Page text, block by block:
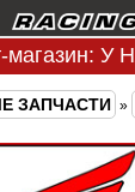
ЗАПЧАСТИ »